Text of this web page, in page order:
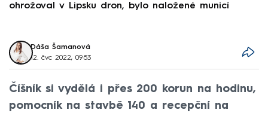
ohrožoval v Lipsku dron, bylo naložené municí
Dáša Šamanová
12. čvc 2022, 09:53
Číšník si vydělá i přes 200 korun na hodinu,
pomocník na stavbě 140 a recepční na